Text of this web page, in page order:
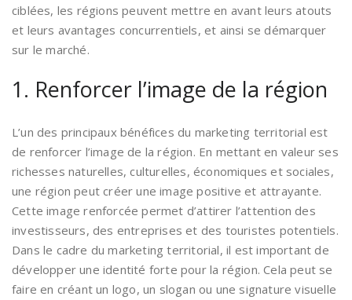
ciblées, les régions peuvent mettre en avant leurs atouts
et leurs avantages concurrentiels, et ainsi se démarquer
sur le marché.
1. Renforcer l’image de la région
L’un des principaux bénéfices du marketing territorial est
de renforcer l’image de la région. En mettant en valeur ses
richesses naturelles, culturelles, économiques et sociales,
une région peut créer une image positive et attrayante.
Cette image renforcée permet d’attirer l’attention des
investisseurs, des entreprises et des touristes potentiels.
Dans le cadre du marketing territorial, il est important de
développer une identité forte pour la région. Cela peut se
faire en créant un logo, un slogan ou une signature visuelle